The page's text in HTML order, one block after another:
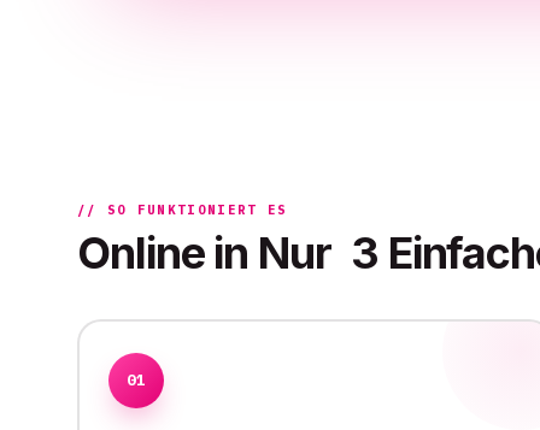
// SO FUNKTIONIERT ES
Online in Nur 3
01